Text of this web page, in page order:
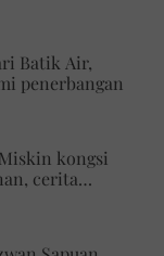
Batik Air,
penerbangan
kongsi
cerita